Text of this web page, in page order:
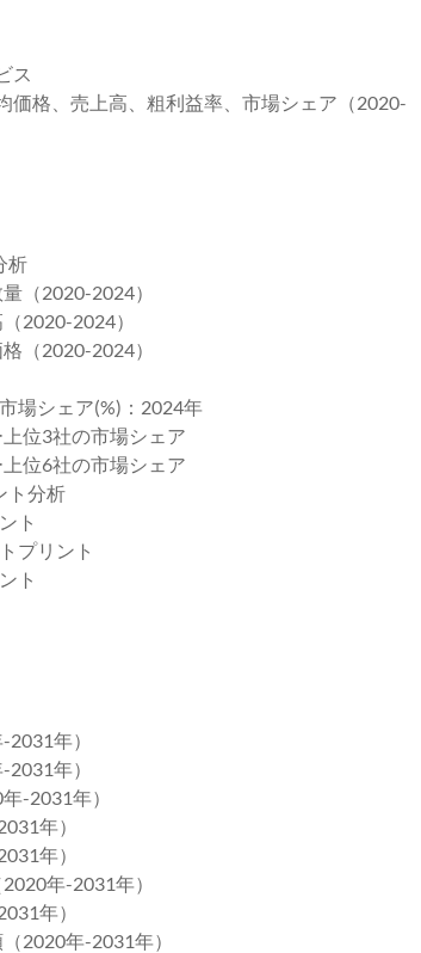
ス
価格、売上高、粗利益率、市場シェア（2020-
析
（2020-2024）
2020-2024）
（2020-2024）
場シェア(%)：2024年
位3社の市場シェア
位6社の市場シェア
ト分析
ト
プリント
ト
年）
年）
-2031年）
年）
年）
年-2031年）
年）
2020年-2031年）